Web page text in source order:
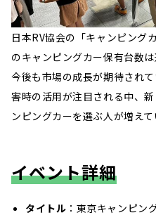
日本RV協会の「キャンピング
のキャンピングカー保有台数
今後も市場の成長が期待され
害時の活用が注目される中、
ンピングカーを選ぶ人が増えて
イベント詳細
タイトル ：東京キャンピン